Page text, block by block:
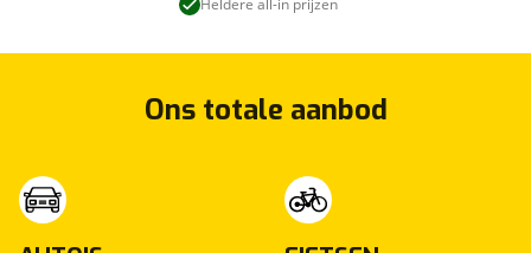
Heldere all-in prijzen
Ons totale aanbod